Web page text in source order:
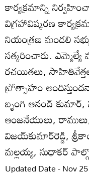
కార్యక్రమాన్ని
విగ్రహావిష్కరణ
నియంత్రణ మండలి
సత్కరించారు. ఎమ్మెల్యే
రచయితలు,
ప్రోత్సాహం
బృంగి ఆనంద్‌
ఆంజనేయులు,
విజయ్‌కుమార్‌రెడ్డి,
మల్లయ్య, సుధాకర్‌
Updated Date - Nov